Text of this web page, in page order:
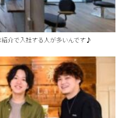
介で入社する人が多いんです♪